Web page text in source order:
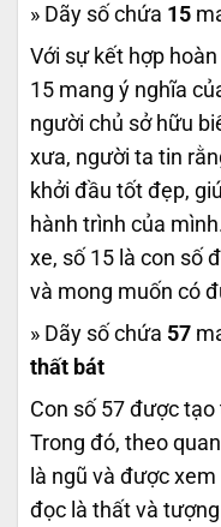
» Dãy số chứa 15
Với sự kết hợp
15 mang ý nghĩa
người chủ sở hữu
xưa, người ta tin
khởi đầu tốt đẹp,
hành trình của
xe, số 15 là con số
và mong muốn có
» Dãy số chứa 57
thất bát
Con số 57 được
Trong đó, theo
là ngũ và được
đọc là thất và